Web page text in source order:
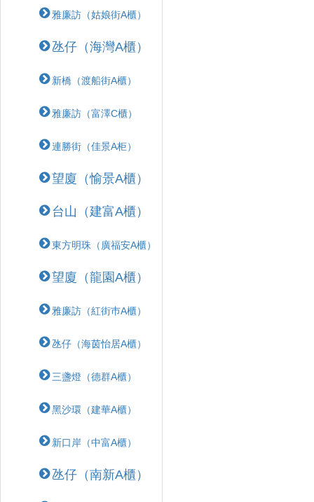
雅廉訪（姑娘街A櫃）
氹仔（海灣A櫃）
新橋（渡船街A櫃）
雅廉訪（富澤C櫃）
連勝街（佳景A柜）
望廈（愉景A櫃）
台山（建富A櫃）
東方明珠（廣福安A櫃）
望廈（龍園A櫃）
雅廉訪（紅街巿A櫃）
氹仔（海茵怡居A櫃）
三盞燈（德群A櫃）
黑沙環（建華A櫃）
新口岸（中富A櫃）
氹仔（南新A櫃）